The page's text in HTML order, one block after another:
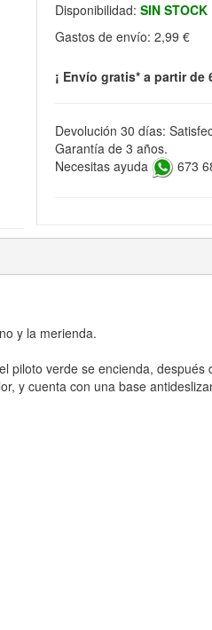
Disponibilidad: SIN STOCK
Gastos de envío: 2,99 €
¡ Envío gratis* a partir de
Devolución 30 días:
Garantía de 3 años.
Necesitas ayuda
673
y la merienda.
piloto verde se encienda, después
y cuenta con una base